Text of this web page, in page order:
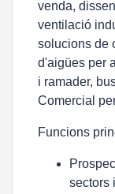
venda,
ventilació
solucions de
d'aigües per
i ramader,
Comercial
Funcions
sectors